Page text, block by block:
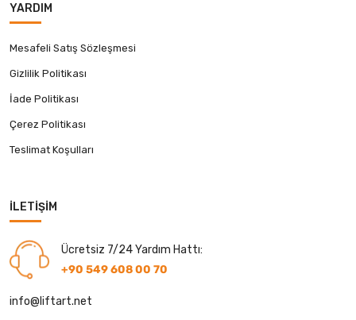
YARDIM
Mesafeli Satış Sözleşmesi
Gizlilik Politikası
İade Politikası
Çerez Politikası
Teslimat Koşulları
İLETIŞIM
Ücretsiz 7/24 Yardım Hattı:
+90 549 608 00 70
info@liftart.net